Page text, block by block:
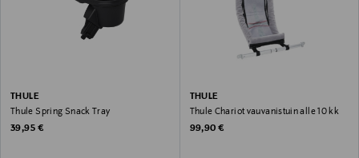
THULE
Thule Spring Snack Tray
Original Price
39,95 €
THULE
Thule Chariot vauvanistuin alle 10 kk
Original Price
99,90 €